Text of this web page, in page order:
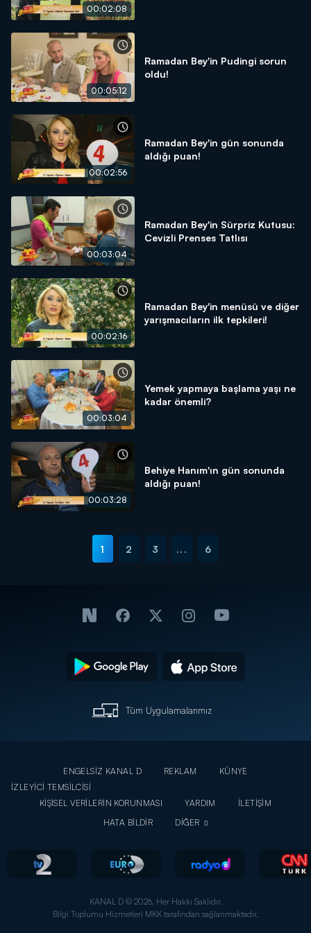
00:02:08
00:05:12
Ramadan Bey'in Pudingi sorun
oldu!
00:02:56
Ramadan Bey'in gün sonunda
aldığı puan!
00:03:04
Ramadan Bey'in Sürpriz Kutusu:
Cevizli Prenses Tatlısı
00:02:16
Ramadan Bey'in menüsü ve diğer
yarışmacıların ilk tepkileri!
00:03:04
Yemek yapmaya başlama yaşı ne
kadar önemli?
00:03:28
Behiye Hanım'ın gün sonunda
aldığı puan!
1 2 3 ... 6
Tüm Uygulamalarımız
ENGELSİZ KANAL D REKLAM
KÜNYE
İZLEYİCİ TEMSİLCİSİ
KİŞİSEL VERİLERİN KORUNMASI
YARDIM
İLETİŞİM
HATA BİLDİR
DİĞER
KANAL D © 2026. Her Hakkı Saklıdır.
Bilgi Toplumu Hizmetleri MKK tarafından sağlanmaktadır.